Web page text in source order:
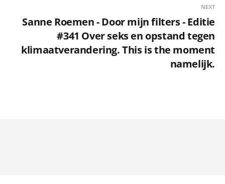
NEXT
Sanne Roemen - Door mijn filters - Editie
#341 Over seks en opstand tegen
klimaatverandering. This is the moment
namelijk.